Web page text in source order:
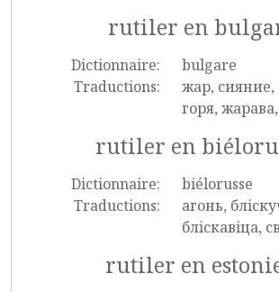
rutiler en
Dictionnaire:
bulgare
Traductions:
жар, сияние,
горя,
rutiler en
Dictionnaire:
biélorusse
Traductions:
агонь,
блiскавiца,
rutiler en